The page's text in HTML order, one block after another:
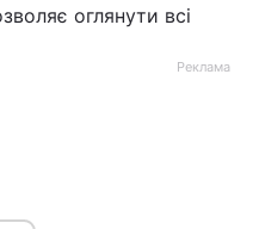
оглянути всі
Реклама